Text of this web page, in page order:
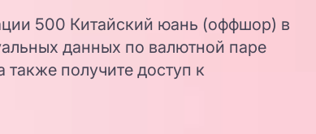
500 Китайский юань (оффшор) в
данных по валютной паре
также получите доступ к